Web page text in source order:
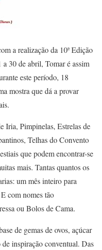
a realização da 10ª Edição
30 de abril, Tomar é assim
este período, 18
mostra que dá a provar
Iria, Pimpinelas, Estrelas de
Telhas do Convento
que podem encontrar-se
mais. Tantas quantos os
um mês inteiro para
com nomes tão
ou Bolos de Cama.
de gemas de ovos, açúcar
inspiração conventual. Das